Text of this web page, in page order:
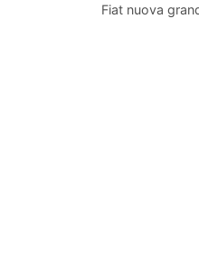
Fiat nuova